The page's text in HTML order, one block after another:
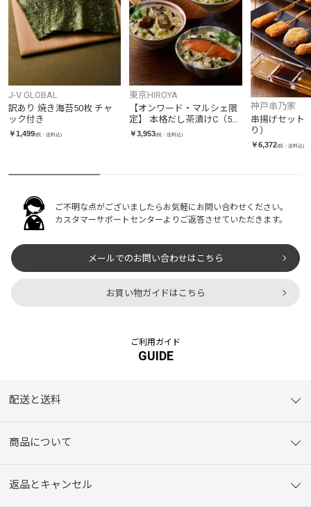
J-V GLOBAL
訳あり 焼き海苔50枚 チャ
ック付き
￥1,499(税・送料込)
東京HIROYA
【オンワード・マルシェ限
定】 本格だし茶漬けC（5種
5個入り）
￥3,953(税・送料込)
神戸串乃家
串揚げセット
り）
￥6,372(税・送料込)
ご不明な点がございましたらお気軽にお問い合わせください。
カスタマーサポートセンターよりご返答させていただきます。
メールでのお問い合わせはこちら
お買い物ガイドはこちら
ご利用ガイド
GUIDE
配送と送料
商品について
返品とキャンセル